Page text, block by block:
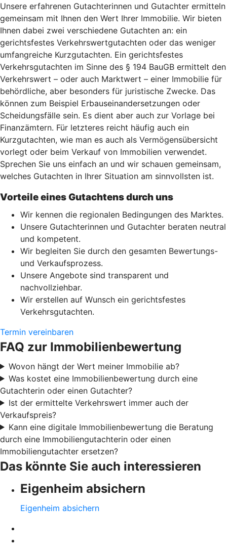
Unsere erfahrenen Gutachterinnen und Gutachter ermitteln
gemeinsam mit Ihnen den Wert Ihrer Immobilie. Wir bieten
Ihnen dabei zwei verschiedene Gutachten an: ein
gerichtsfestes Verkehrswertgutachten oder das weniger
umfangreiche Kurzgutachten. Ein gerichtsfestes
Verkehrsgutachten im Sinne des § 194 BauGB ermittelt den
Verkehrswert – oder auch Marktwert – einer Immobilie für
behördliche, aber besonders für juristische Zwecke. Das
können zum Beispiel Erbauseinandersetzungen oder
Scheidungsfälle sein. Es dient aber auch zur Vorlage bei
Finanzämtern. Für letzteres reicht häufig auch ein
Kurzgutachten, wie man es auch als Vermögensübersicht
vorlegt oder beim Verkauf von Immobilien verwendet.
Sprechen Sie uns einfach an und wir schauen gemeinsam,
welches Gutachten in Ihrer Situation am sinnvollsten ist.
Vorteile eines Gutachtens durch uns
Wir kennen die regionalen Bedingungen des Marktes.
Unsere Gutachterinnen und Gutachter beraten neutral
und kompetent.
Wir begleiten Sie durch den gesamten Bewertungs-
und Verkaufsprozess.
Unsere Angebote sind transparent und
nachvollziehbar.
Wir erstellen auf Wunsch ein gerichtsfestes
Verkehrsgutachten.
Termin vereinbaren
FAQ zur Immobilienbewertung
Wovon hängt der Wert meiner Immobilie ab?
Was kostet eine Immobilienbewertung durch eine
Gutachterin oder einen Gutachter?
Ist der ermittelte Verkehrswert immer auch der
Verkaufspreis?
Kann eine digitale Immobilienbewertung die Beratung
durch eine Immobiliengutachterin oder einen
Immobiliengutachter ersetzen?
Das könnte Sie auch interessieren
Eigenheim absichern
Eigenheim absichern